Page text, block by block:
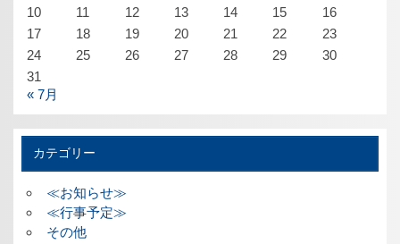
10
11 12 13 14 15
16
17
18 19 20 21 22
23
24
25 26 27 28 29
30
31
« 7月
カテゴリー
≪お知らせ≫
≪行事予定≫
その他